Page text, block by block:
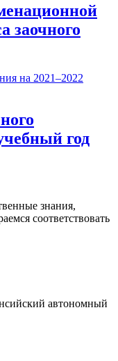
заочного
год
знания,
соответствовать
автономный